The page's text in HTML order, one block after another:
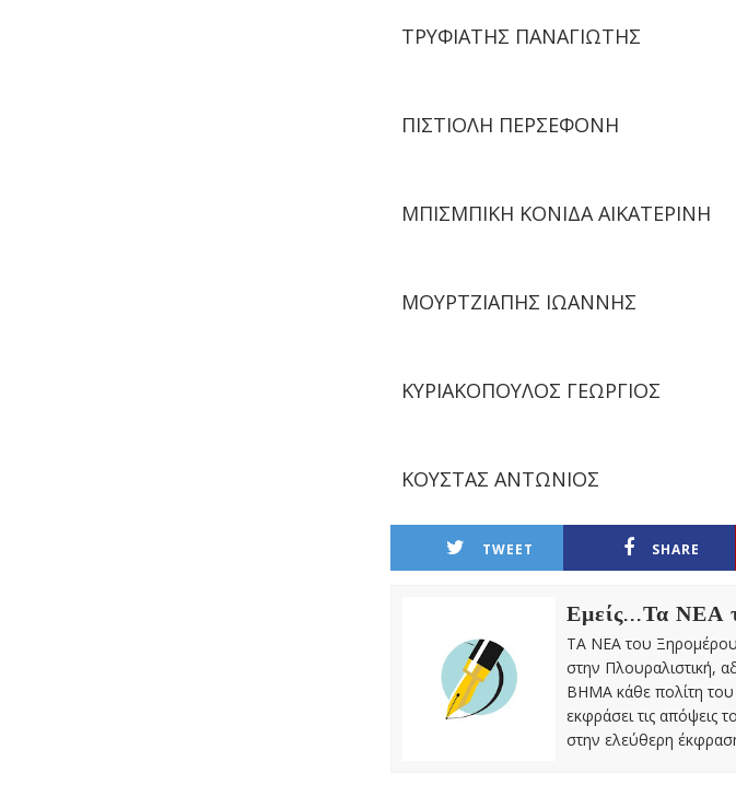
ΤΡΥΦΙΑΤΗΣ ΠΑΝΑΓΙΩΤΗΣ
ΠΙΣΤΙΟΛΗ ΠΕΡΣΕΦΟΝΗ
ΜΠΙΣΜΠΙΚΗ ΚΟΝΙΔΑ ΑΙΚΑΤΕΡΙΝΗ
ΜΟΥΡΤΖΙΑΠΗΣ ΙΩΑΝΝΗΣ
ΚΥΡΙΑΚΟΠΟΥΛΟΣ ΓΕΩΡΓΙΟΣ
ΚΟΥΣΤΑΣ ΑΝΤΩΝΙΟΣ
TWEET SHARE
Εμείς...Τα ΝΕΑ
ΤΑ ΝΕΑ του Ξηρομέρου
στην Πλουραλιστική,
ΒΗΜΑ κάθε πολίτη του
εκφράσει τις απόψεις
στην ελεύθερη